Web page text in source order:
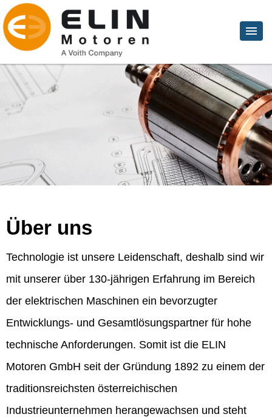
Über uns
Technologie ist unsere Leidenschaft, deshalb sind wir
mit unserer über 130-jährigen Erfahrung im Bereich
der elektrischen Maschinen ein bevorzugter
Entwicklungs- und Gesamtlösungspartner für hohe
technische Anforderungen. Somit ist die ELIN
Motoren GmbH seit der Gründung 1892 zu einem der
traditionsreichsten österreichischen
Industrieunternehmen herangewachsen und steht